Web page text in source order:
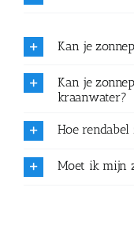
Kan je
Kan je
kraanwater?
Hoe
Moet ik mijn